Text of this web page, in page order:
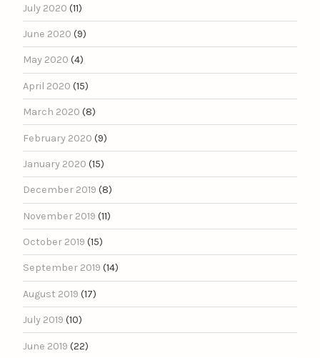
July 2020 (11)
June 2020 (9)
May 2020 (4)
April 2020 (15)
March 2020 (8)
February 2020 (9)
January 2020 (15)
December 2019 (8)
November 2019 (11)
October 2019 (15)
September 2019 (14)
August 2019 (17)
July 2019 (10)
June 2019 (22)